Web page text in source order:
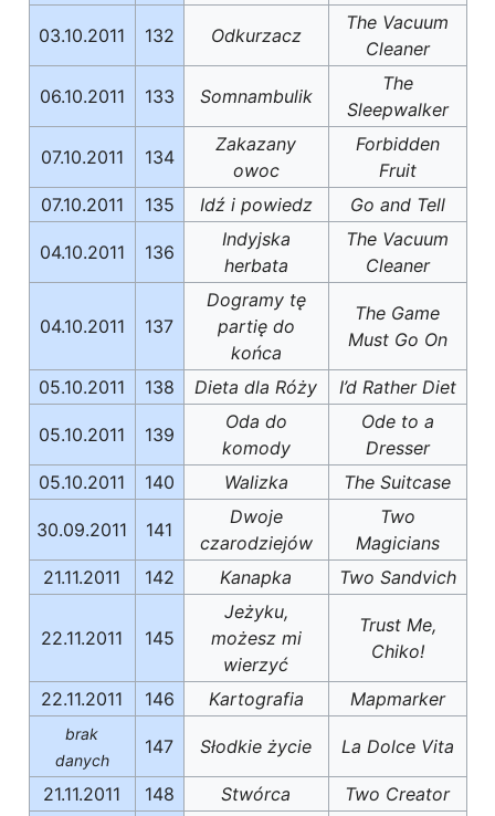
03.10.2011 132 Odkurzacz
The Vacuum
Cleaner
06.10.2011 133 Somnambulik
The
Sleepwalker
07.10.2011 134
Zakazany
owoc
Forbidden
Fruit
07.10.2011
135 Idź i powiedz Go and Tell
04.10.2011 136
Indyjska
herbata
The Vacuum
Cleaner
04.10.2011 137
Dogramy tę
partię do
końca
The Game
Must Go On
05.10.2011 138 Dieta dla Róży I’d Rather Diet
05.10.2011 139
Oda do
komody
Ode to a
Dresser
05.10.2011
140 Walizka The Suitcase
30.09.2011 141
Dwoje
czarodziejów
Two
Magicians
21.11.2011
142 Kanapka Two Sandvich
22.11.2011 145
Jeżyku,
możesz mi
wierzyć
Trust Me,
Chiko!
22.11.2011 146 Kartografia Mapmarker
brak
danych
147 Słodkie życie La Dolce Vita
21.11.2011 148 Stwórca Two Creator